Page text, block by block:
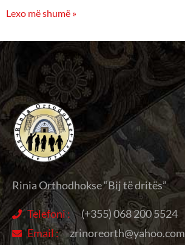
Lexo më shumë »
Rinia Orthodhokse “Bij të dritës”
Telefoni :
(+355) 068 200 5524
Email :
zrinoreorth@yahoo.com